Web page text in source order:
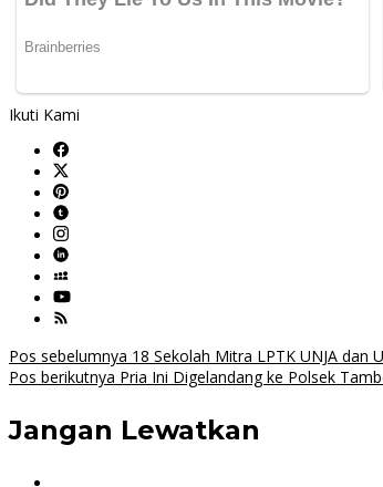
Ikuti Kami
Navigasi
pos
Pos sebelumnya 18 Sekolah Mitra LPTK UNJA dan
Pos berikutnya Pria Ini Digelandang ke Polsek
Jangan Lewatkan